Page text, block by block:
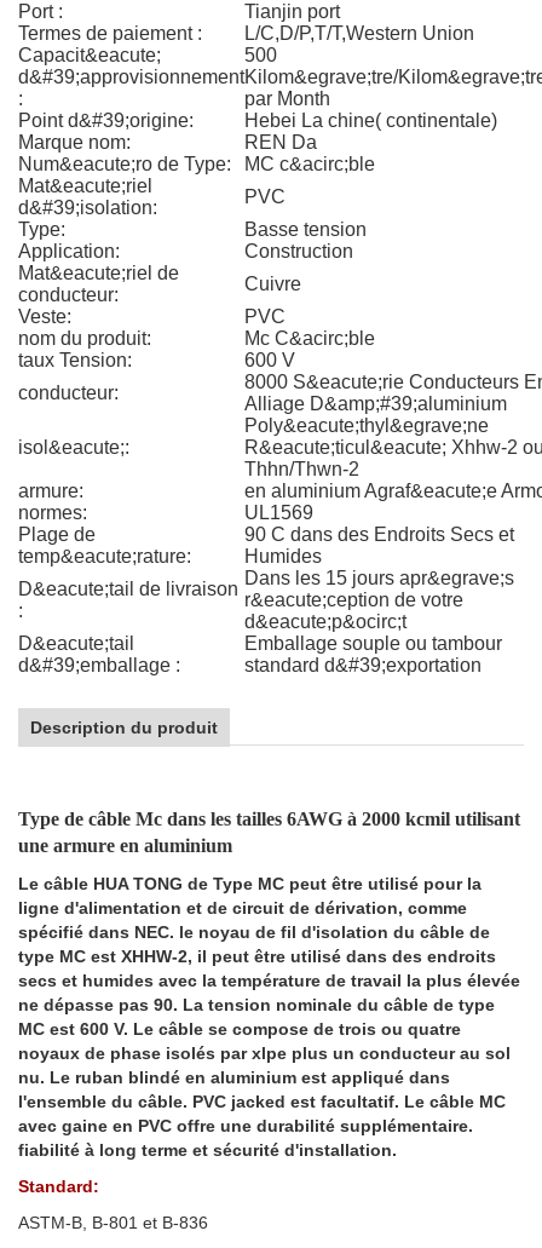
Port :
Tianjin port
Termes de paiement :
L/C,D/P,T/T,Western Union
Capacit&eacute;
d&#39;approvisionnement
:
500
Kilom&egrave;tre/
par Month
Point d&#39;origine:
Hebei La chine( continentale)
Marque nom:
REN Da
Num&eacute;ro de Type:
MC c&acirc;ble
Mat&eacute;riel
d&#39;isolation:
PVC
Type:
Basse tension
Application:
Construction
Mat&eacute;riel de
conducteur:
Cuivre
Veste:
PVC
nom du produit:
Mc C&acirc;ble
taux Tension:
600 V
conducteur:
8000 S&eacute;rie Conducteurs
Alliage D&amp;#39;aluminium
isol&eacute;:
Poly&eacute;thyl&egrave;ne
R&eacute;ticul&eacute; Xhhw-2
Thhn/Thwn-2
armure:
en aluminium Agraf&eacute;e
normes:
UL1569
Plage de
temp&eacute;rature:
90 C dans des Endroits Secs et
Humides
D&eacute;tail de livraison
:
Dans les 15 jours apr&egrave;s
r&eacute;ception de votre
d&eacute;p&ocirc;t
D&eacute;tail
d&#39;emballage :
Emballage souple ou tambour
standard d&#39;exportation
Description du produit
Type de câble Mc dans les tailles 6AWG à 2000 kcmil utilisant
une armure en aluminium
Le câble HUA TONG de Type MC peut être utilisé pour la
ligne d'alimentation et de circuit de dérivation, comme
spécifié dans NEC. le noyau de fil d'isolation du câble de
type MC est XHHW-2, il peut être utilisé dans des endroits
secs et humides avec la température de travail la plus élevée
ne dépasse pas 90. La tension nominale du câble de type
MC est 600 V. Le câble se compose de trois ou quatre
noyaux de phase isolés par xlpe plus un conducteur au sol
nu. Le ruban blindé en aluminium est appliqué dans
l'ensemble du câble. PVC jacked est facultatif. Le câble MC
avec gaine en PVC offre une durabilité supplémentaire.
fiabilité à long terme et sécurité d'installation.
Standard:
ASTM-B, B-801 et B-836